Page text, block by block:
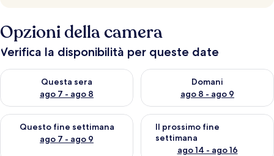
Opzioni della camera
Verifica la disponibilità per queste date
Questa sera
ago 7 - ago 8
Verifica la disponibilità per questa sera, ago 7 - ago 8
Domani
ago 8 - ago 9
Verifica la disponibilità per
Questo fine settimana
ago 7 - ago 9
Verifica la disponibilità per questo fine settimana, ago 7 - ago
Il prossimo fine
settimana
ago 14 - ago 16
Verifica la disponibilità per il